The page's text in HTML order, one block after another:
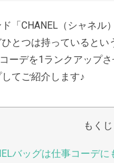
「CHANEL（シャネル）
とつは持っているとい
ーデを1ランクアップさ
てご紹介します♪
もくじ
バッグは仕事コーデに